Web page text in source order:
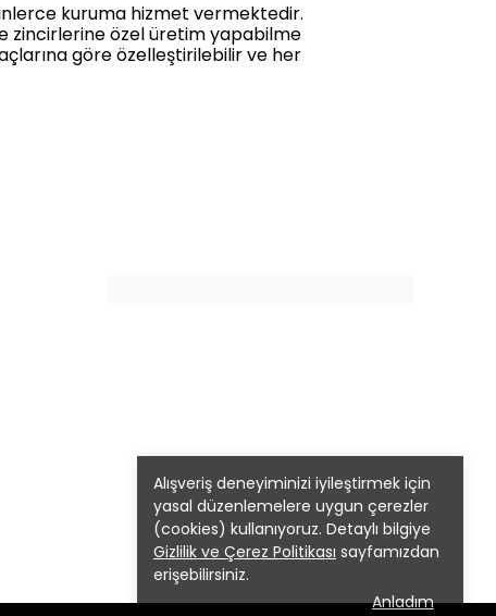
Alışveriş deneyiminizi iyileştirmek için
yasal düzenlemelere uygun çerezler
(cookies) kullanıyoruz. Detaylı bilgiye
Gizlilik ve Çerez Politikası sayfamızdan
erişebilirsiniz.
Anladım
kuruma hizmet vermektedir.
zincirlerine özel üretim yapabilme
göre özelleştirilebilir ve her